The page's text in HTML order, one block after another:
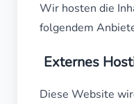
Wir hosten die
folgendem
Externes
Diese Website